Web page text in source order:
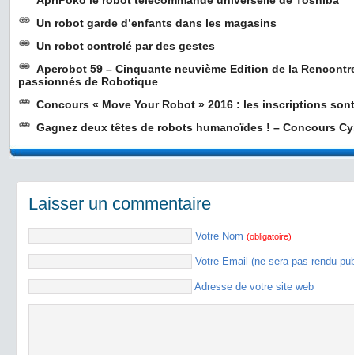
Un robot garde d’enfants dans les magasins
Un robot controlé par des gestes
Aperobot 59 – Cinquante neuvième Edition de la
passionnés de Robotique
Concours « Move Your Robot » 2016 : les inscriptions
Gagnez deux têtes de robots humanoïdes ! – Concours
Laisser un commentaire
Votre Nom (obligatoire)
Votre Email (ne sera pas rendu
Adresse de votre site web